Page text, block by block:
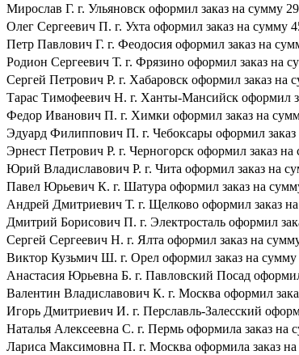
Мирослав Г. г. Ульяновск оформил заказ на сумму
Олег Сергеевич П. г. Ухта оформил заказ на сумму
Петр Павлович Г. г. Феодосия оформил заказ на
Родион Сергеевич Т. г. Фрязино оформил заказ на
Сергей Петрович Р. г. Хабаровск оформил заказ на
Тарас Тимофеевич Н. г. Ханты-Мансийск оформил
Федор Иванович П. г. Химки оформил заказ на
Эдуард Филиппович П. г. Чебоксары оформил
Эрнест Петрович Р. г. Черногорск оформил заказ
Юрий Владиславович Р. г. Чита оформил заказ на
Павел Юрьевич К. г. Шатура оформил заказ на
Андрей Дмитриевич Т. г. Щелково оформил заказ
Дмитрий Борисович П. г. Электросталь оформил
Сергей Сергеевич Н. г. Ялта оформил заказ на
Виктор Кузьмич Ш. г. Орел оформил заказ на
Анастасия Юрьевна Б. г. Павловский Посад
Валентин Владиславович К. г. Москва оформил
Игорь Дмитриевич И. г. Перславль-Залесский
Наталья Алексеевна С. г. Пермь оформила заказ на
Лариса Максимовна П. г. Москва оформила заказ